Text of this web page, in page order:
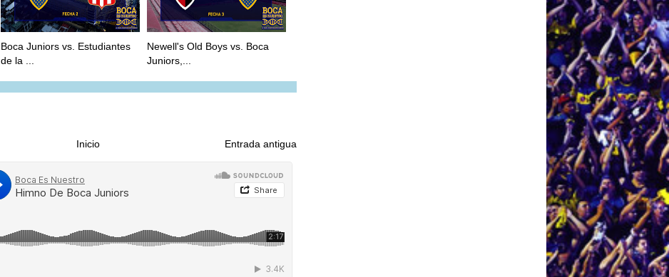
Boca Juniors vs. Estudiantes
de la ...
Newell's Old Boys vs. Boca
Juniors,...
Entrada antigua
Inicio